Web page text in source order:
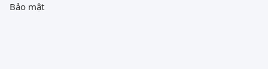
Bảo mật